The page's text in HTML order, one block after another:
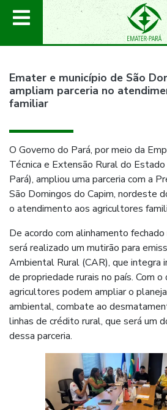
Emater e município de São
ampliam parceria no
familiar
O Governo do Pará, por meio da
Técnica e Extensão Rural do
Pará), ampliou uma parceria com a
São Domingos do Capim, nordeste
o atendimento aos agricultores
De acordo com alinhamento
será realizado um mutirão para
Ambiental Rural (CAR), que integra
de propriedade rurais no país. Com
agricultores podem ampliar o
ambiental, combate ao
linhas de crédito rural, que será um
dessa parceria.